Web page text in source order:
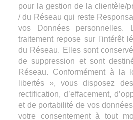
pour la gestion de la clientèle/
/ du Réseau qui reste
vos Données
traitement repose sur l'intérêt
du Réseau. Elles sont
de suppression et sont
Réseau. Conformément à la
libertés », vous disposez
rectification, d’effacement,
et de portabilité de vos
votre consentement à tout